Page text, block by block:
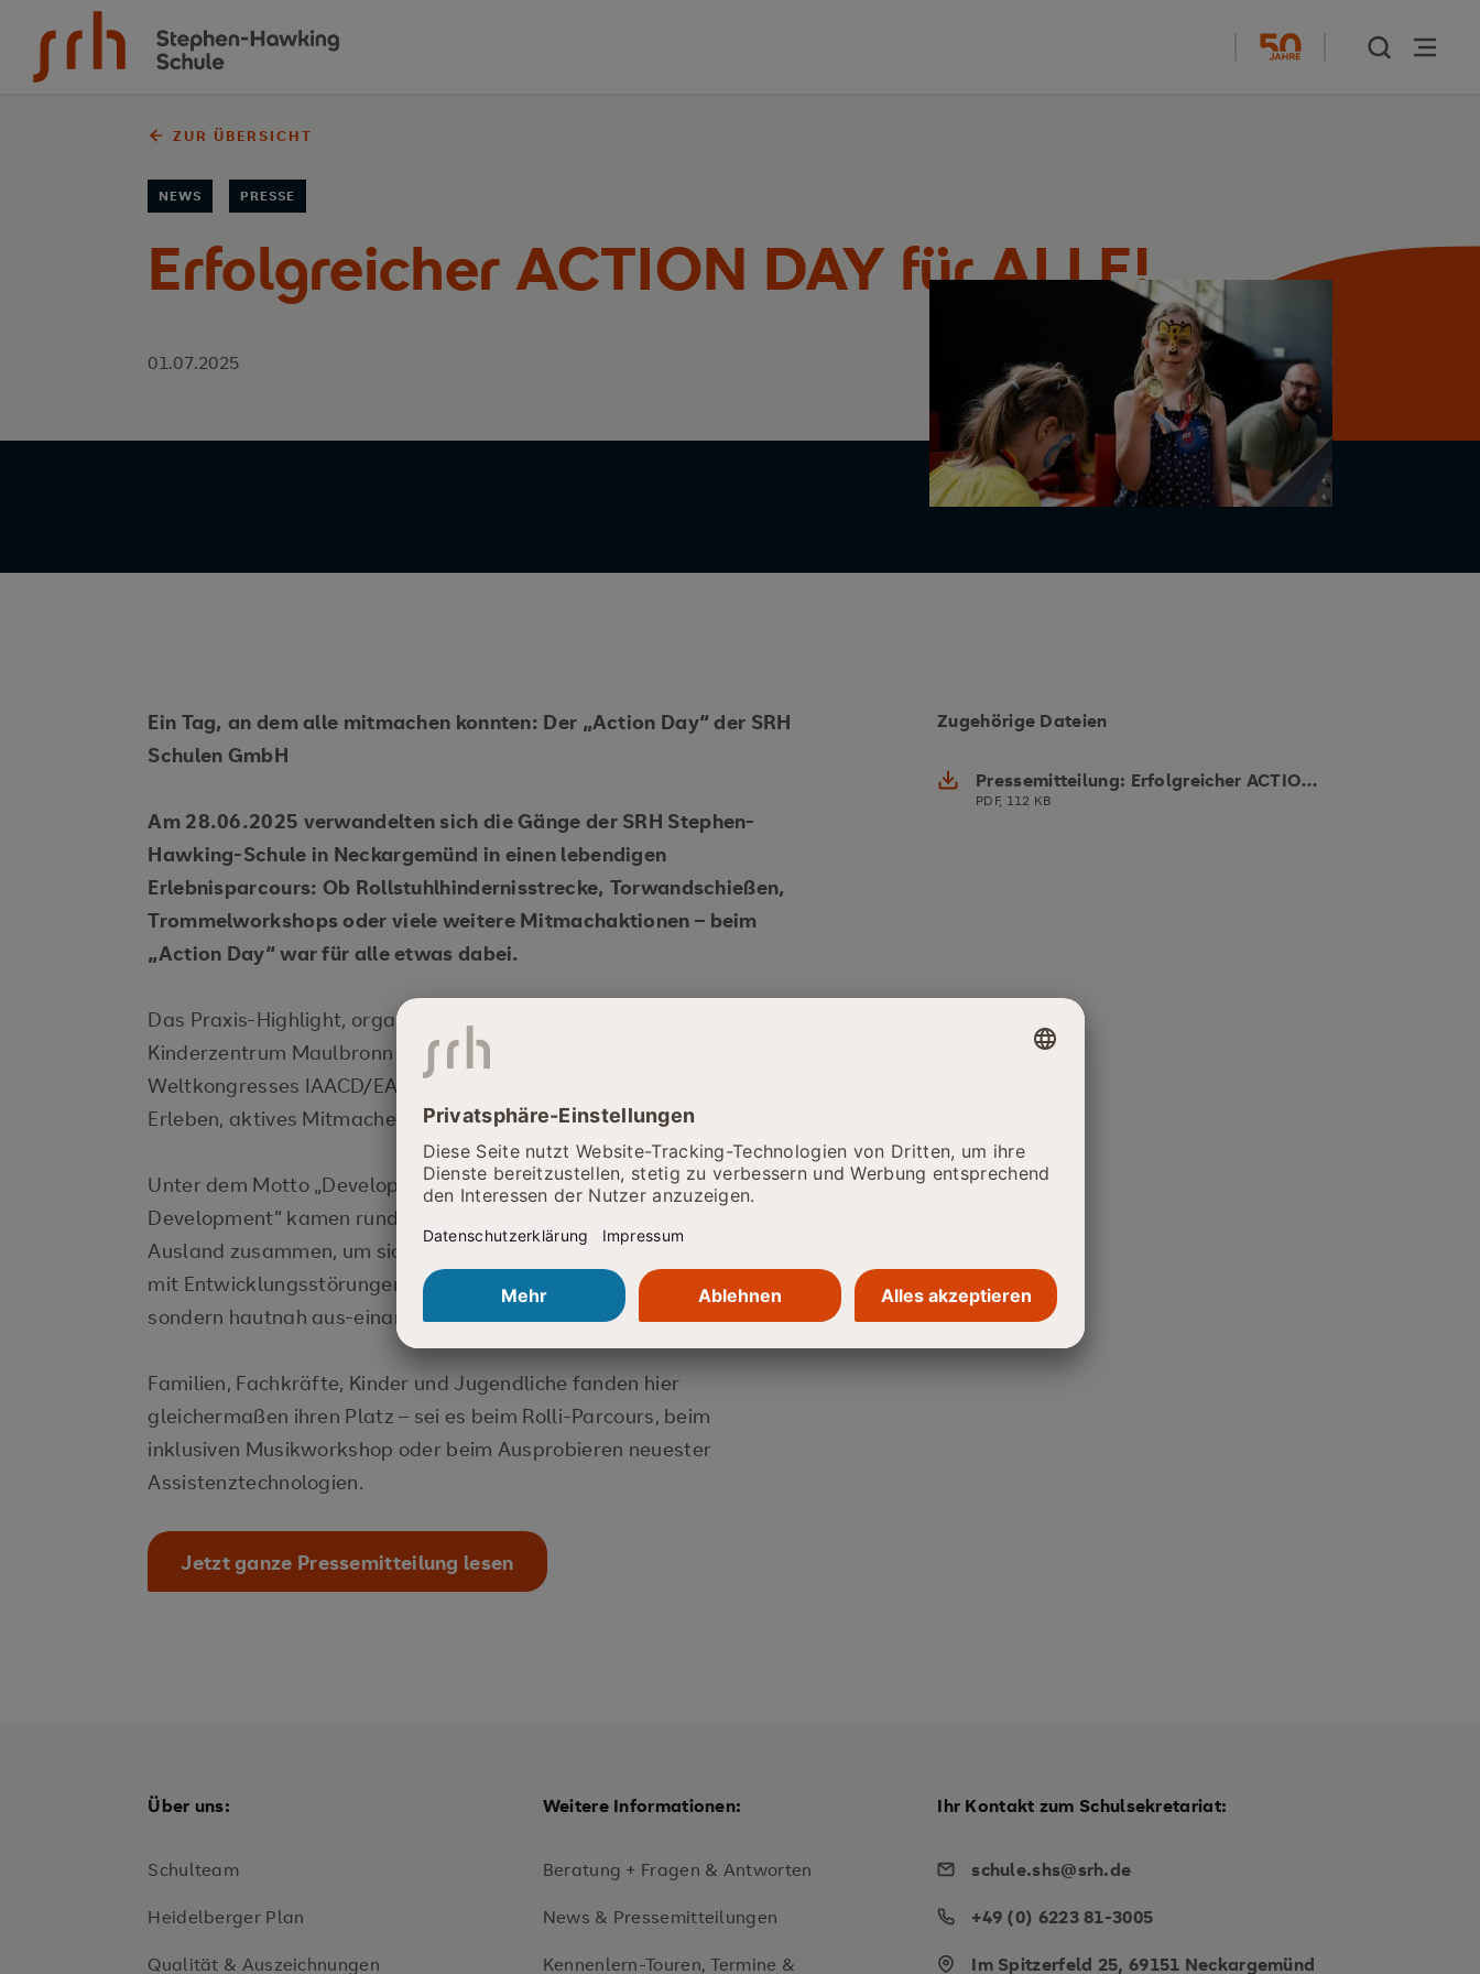
Zum Inhalt springen
ZUR ÜBERSICHT
NEWS PRESSE
Erfolgreicher ACTION DAY für ALLE!
01.07.2025
Ein Tag, an dem alle mitmachen konnten: Der „Action Day“ der SRH
Schulen GmbH
Am 28.06.2025 verwandelten sich die Gänge der SRH Stephen-
Hawking-Schule in Neckargemünd in einen lebendigen
Erlebnisparcours: Ob Rollstuhlhindernisstrecke, Torwandschießen,
Trommelworkshops oder viele weitere Mitmachaktionen – beim
„Action Day“ war für alle etwas dabei.
Das Praxis-Highlight, organisiert von der SRH Schulen GmbH und dem
Kinderzentrum Maulbronn im Rahmen des internationalen
Weltkongresses IAACD/EACD 2025, setzte ganz auf gemeinsames
Erleben, aktives Mitmachen und lebendigen Austausch.
Unter dem Motto „Developing Networks – Networks for
Development“ kamen rund 200 Besucher:innen aus dem In- und
Ausland zusammen, um sich mit innovativen Ideen rund um das Leben
mit Entwicklungsstörungen und Behinderungen nicht nur theoretisch,
sondern hautnah aus-einanderzusetzen.
Familien, Fachkräfte, Kinder und Jugendliche fanden hier
gleichermaßen ihren Platz – sei es beim Rolli-Parcours, beim
inklusiven Musikworkshop oder beim Ausprobieren neuester
Assistenztechnologien.
Jetzt ganze Pressemitteilung lesen
Zugehörige Dateien
Pressemitteilung: Erfolgreicher ACTION DAY
PDF, 112 KB
Über uns:
Schulteam
Heidelberger Plan
Qualität & Auszeichnungen
Weitere Informationen:
Beratung + Fragen & Antworten
News & Pressemitteilungen
Kennenlern-Touren, Termine &
Ihr Kontakt zum Schulsekretariat:
schule.shs@srh.de
+49 (0) 6223 81-3005
Im Spitzerfeld 25, 69151 Neckargemünd